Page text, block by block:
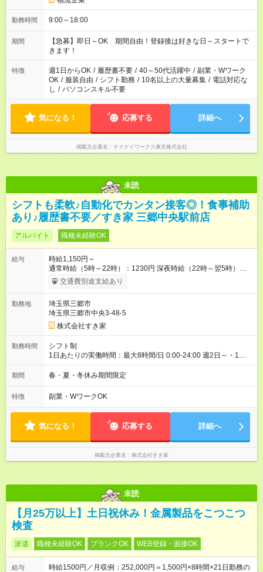
勤務時間 9:00～18:00
期間
【急募】即日～OK 期間自由！登録後は好きな日～スタートで
きます！
特徴 週1日からOK / 履歴書不要 / 40～50代活躍中 / 副業・Wワーク
OK / 服装自由 / シフト勤務 / 10名以上の大量募集 / 電話対応な
し / パソコンスキル不要
気になる！ 応募する 詳細へ
掲載元企業名 テイケイワークス東京株式会社
未読
シフトも柔軟♪自動化でカンタン接客◎！食事補助
あり♪履歴書不要／すき家 三郷中央駅前店
アルバイト 職種未経験OK
給与
時給1,150円～
通常時給（5時～22時）：1230円 深夜時給（22時～翌5時）：
1538円 高校生時給：1150円 【特別手当】早朝手当（5：00-9：
00）時給+150円 【試用期間】試用期間あり 試用期間の長さ：1
30日（※条件変更なし）ですが、切り上げで一ヶ月とさせてい
ただきます。 研修制度あり：15時間(研修中も同時給）
交通費別途支給あり
勤務地
埼玉県三郷市
埼玉県三郷市中央3-48-5
株式会社すき家
勤務時間
シフト制
1日あたりの実働時間：最大8時間/日 0:00-24:00 週2日～・1日
2h～OK ＜シフト例＞ 〇朝帯 5:00-9:00 〇昼帯 9:00-14:00 〇午
後帯 14:00-18:00 〇夜帯 18:00-22:00 〇深夜帯 22:00-翌5:00 基
ます♪
期間 春・夏・冬休み期間限定
特徴 副業・WワークOK
気になる！ 応募する 詳細へ
掲載元企業名 株式会社すき家
未読
【月25万以上】土日祝休み！金属製品をこつこつ
検査
派遣 職種未経験OK ブランクOK WEB登録・面接OK
給与
時給1500円／月収例：252,000円＝1,500円×8時間×21日勤務の